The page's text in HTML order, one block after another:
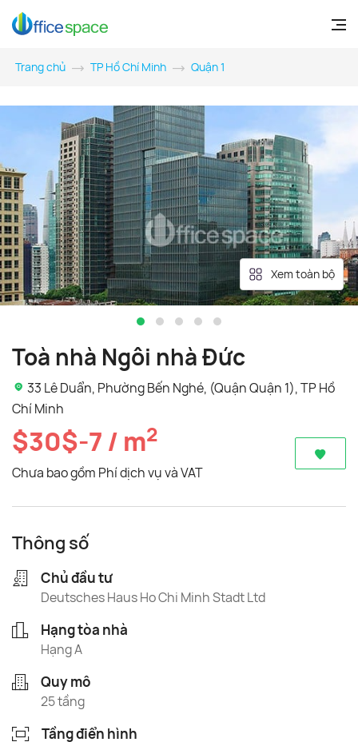
Trang chủ TP Hồ Chí Minh Quận 1
Xem toàn bộ
Toà nhà Ngôi nhà Đức
33 Lê Duẩn, Phường Bến Nghé, (Quận Quận 1), TP Hồ
Chí Minh
$30$-7 / m2
Chưa bao gồm Phí dịch vụ và VAT
Thông số
Chủ đầu tư
Deutsches Haus Ho Chi Minh Stadt Ltd
Hạng tòa nhà
Hạng A
Quy mô
25 tầng
Tầng điển hình